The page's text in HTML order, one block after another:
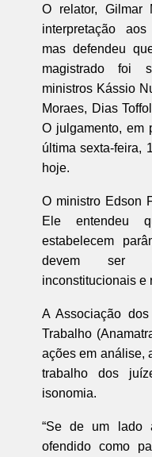
O relator, Gilmar
interpretação
mas defendeu
magistrado foi
ministros Kássio
Moraes, Dias
O julgamento, em
última sexta-feira,
hoje.
O ministro Edson
Ele entendeu
estabelecem
devem ser
inconstitucionais e
A Associação
Trabalho
ações em análise,
trabalho dos
isonomia.
“Se de um lado
ofendido como